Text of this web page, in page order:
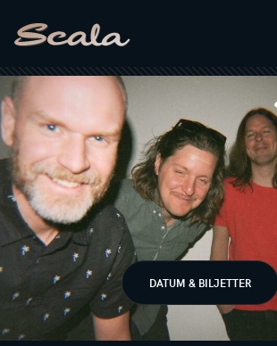
DATUM & BILJETTER